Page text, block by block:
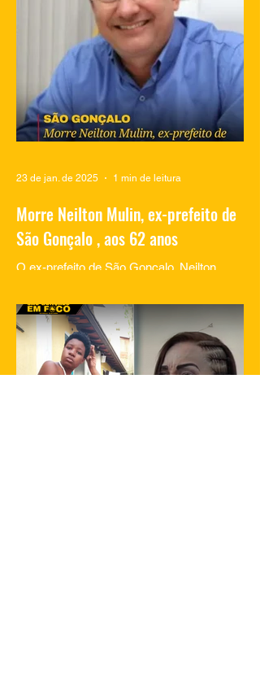
momentos de lazer na...
Morre Neilton Mulin, ex-prefeito de
São Gonçalo , aos 62 anos
O ex-prefeito de São Gonçalo, Neilton
62 anos, em um hospital no Rio de
Janeiro. A informação...
23 de jan. de 2025 1 min de leitura